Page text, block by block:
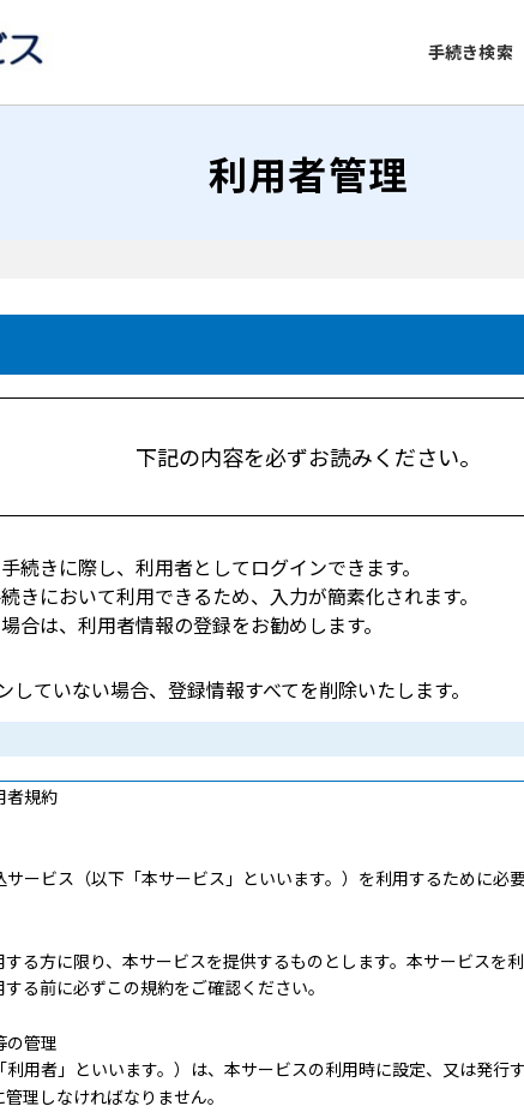
手続き検索
利用者管理
下記の内容を必ずお読みください。
続きに際し、利用者としてログインできます。
きにおいて利用できるため、入力が簡素化されます。
合は、利用者情報の登録をお勧めします。
ていない場合、登録情報すべてを削除いたします。
者規約
ービス（以下「本サービス」といいます。）を利用するために必
る方に限り、本サービスを提供するものとします。本サービスを
る前に必ずこの規約をご確認ください。
管理
用者」といいます。）は、本サービスの利用時に設定、又は発行
理しなければなりません。